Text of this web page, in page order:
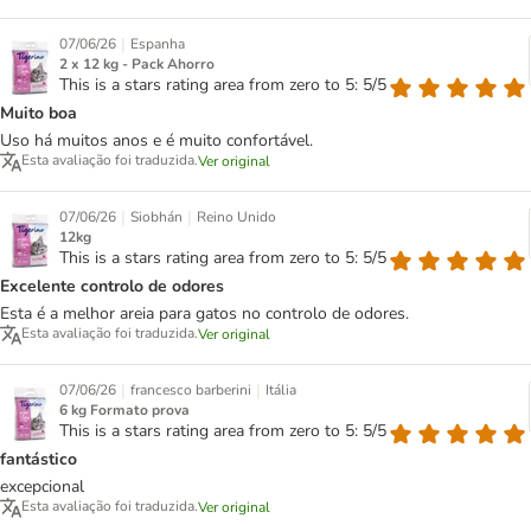
07/06/26 | Espanha
2 x 12 kg - Pack Ahorro
This is a stars rating area from zero to 5: 5/5
Muito boa
Uso há muitos anos e é muito confortável.
Esta avaliação foi traduzida.Ver original
07/06/26 | Siobhán | Reino Unido
12kg
This is a stars rating area from zero to 5: 5/5
Excelente controlo de odores
Esta é a melhor areia para gatos no controlo de odores.
Esta avaliação foi traduzida.Ver original
07/06/26 | francesco barberini | Itália
6 kg Formato prova
This is a stars rating area from zero to 5: 5/5
fantástico
excepcional
Esta avaliação foi traduzida.Ver original